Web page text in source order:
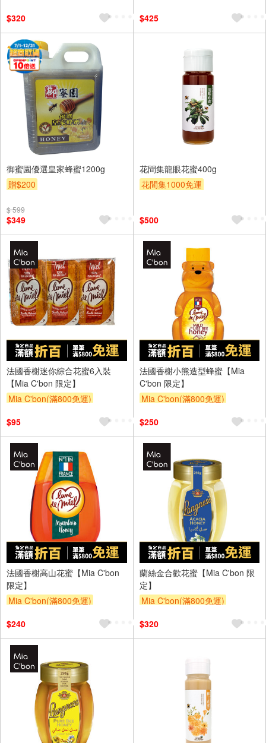
$320 $425
御蜜園優選皇家蜂蜜1200g
贈$200
$ 599
$349
花間集龍眼花蜜400g
花間集1000免運
$500
法國香榭迷你綜合花蜜6入裝
【Mia C'bon 限定】
Mia C'bon(滿800免運)
$95
法國香榭小熊造型蜂蜜【Mia
C'bon 限定】
Mia C'bon(滿800免運)
$250
法國香榭高山花蜜【Mia C'bon
限定】
Mia C'bon(滿800免運)
$240
蘭絲金合歡花蜜【Mia C'bon 限
定】
Mia C'bon(滿800免運)
$320